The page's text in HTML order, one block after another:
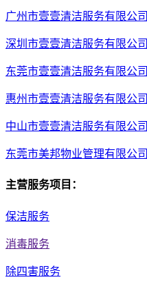
广州市壹壹清洁服务有限公司
深圳市壹壹清洁服务有限公司
东莞市壹壹清洁服务有限公司
惠州市壹壹清洁服务有限公司
中山市壹壹清洁服务有限公司
东莞市美邦物业管理有限公司
主营服务项目：
保洁服务
消毒服务
除四害服务